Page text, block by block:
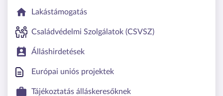
Lakástámogatás
Családvédelmi Szolgálatok (CSVSZ)
Álláshirdetések
Európai uniós projektek
Tájékoztatás álláskeresőknek